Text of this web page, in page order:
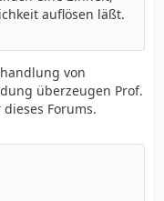
auflösen läßt.
von
überzeugen Prof.
Forums.